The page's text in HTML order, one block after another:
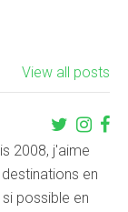
View all posts
2008, j'aime
en
possible en